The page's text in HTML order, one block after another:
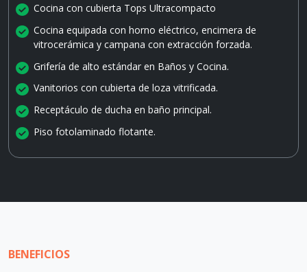
Cocina con cubierta Tops Ultracompacto
Cocina equipada con horno eléctrico, encimera de
vitrocerámica y campana con extracción forzada.
Grifería de alto estándar en Baños y Cocina.
Vanitorios con cubierta de loza vitrificada.
Receptáculo de ducha en baño principal.
Piso fotolaminado flotante.
BENEFICIOS